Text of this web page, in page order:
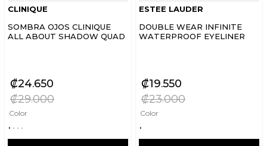
CLINIQUE
SOMBRA OJOS CLINIQUE
ALL ABOUT SHADOW QUAD
₡29000
₡24 650
Color
ESTEE LAUDER
DOUBLE WEAR INFINITE
WATERPROOF EYELINER
₡23000
₡19550
Color